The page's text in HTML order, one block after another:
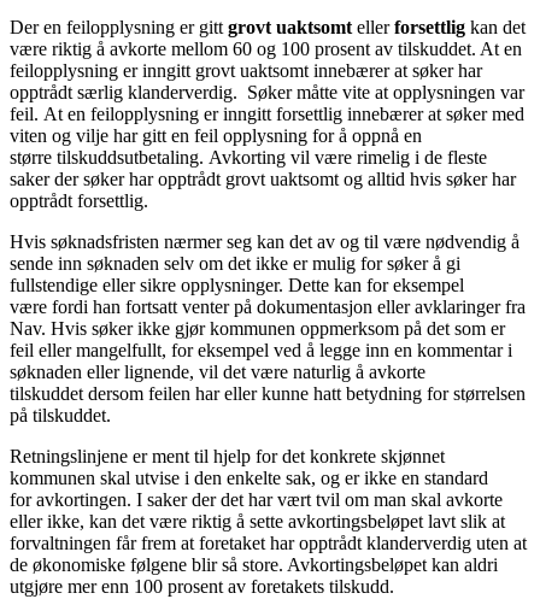
Der en feilopplysning er gitt grovt uaktsomt ellerforsettlig kan det
være riktig å avkorte mellom 60 og 100 prosent av tilskuddet. At en
feilopplysning er inngitt grovt uaktsomt innebærer at søker har
opptrådt særlig klanderverdig. Søker måtte vite at opplysningen var
feil. At en feilopplysning er inngitt forsettlig innebærer at søker med
viten og vilje har gitt en feil opplysning for å oppnå en
større tilskuddsutbetaling. Avkorting vil være rimelig i de fleste
saker der søker har opptrådt grovt uaktsomt og alltid hvis søker har
opptrådt forsettlig.
Hvis søknadsfristen nærmer seg kan det av og til være nødvendig å
sende inn søknaden selv om det ikke er mulig for søker å gi
fullstendige eller sikre opplysninger. Dette kan for eksempel
være fordi han fortsatt venter på dokumentasjon eller avklaringer fra
Nav. Hvis søker ikke gjør kommunen oppmerksom på det som er
feil eller mangelfullt, for eksempel ved å legge inn en kommentar i
søknaden eller lignende, vil det være naturlig å avkorte
tilskuddet dersom feilen har eller kunne hatt betydning for størrelsen
på tilskuddet.
Retningslinjene er ment til hjelp for det konkrete skjønnet
kommunen skal utvise i den enkelte sak, og er ikke en standard
for avkortingen. I saker der det har vært tvil om man skal avkorte
eller ikke, kan det være riktig å sette avkortingsbeløpet lavt slik at
forvaltningen får frem at foretaket har opptrådt klanderverdig uten at
de økonomiske følgene blir så store. Avkortingsbeløpet kan aldri
utgjøre mer enn 100 prosent av foretakets tilskudd.